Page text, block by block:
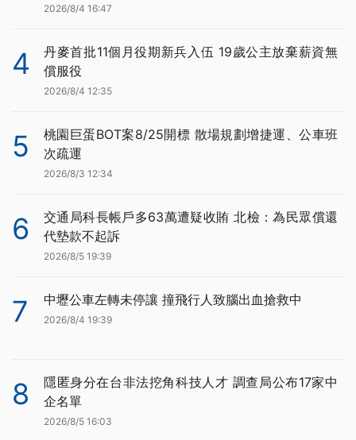
2026/8/4 16:47
4
丹麥首批11個月役期新兵入伍 19歲公主放棄薪資無
償服役
2026/8/4 12:35
5
桃園巨蛋BOT案8/25開標 散場規劃增捷運、公車班
次疏運
2026/8/3 12:34
6
交通局科長帳戶多63萬遭疑收賄 北檢：為民眾償還
代墊款不起訴
2026/8/5 19:39
7 中壢公車左轉未停讓 撞飛行人致腦出血搶救中
2026/8/4 19:39
8
隱匿身分在台非法挖角科技人才 調查局公布17家中
企名單
2026/8/5 16:03